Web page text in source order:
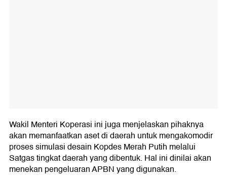
Wakil Menteri Koperasi ini juga menjelaskan pihaknya
akan memanfaatkan aset di daerah untuk mengakomodir
proses simulasi desain Kopdes Merah Putih melalui
Satgas tingkat daerah yang dibentuk. Hal ini dinilai akan
menekan pengeluaran APBN yang digunakan.